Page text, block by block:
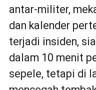
antar-militer,
dan kalender
terjadi insiden,
dalam 10 menit
sepele, tetapi di